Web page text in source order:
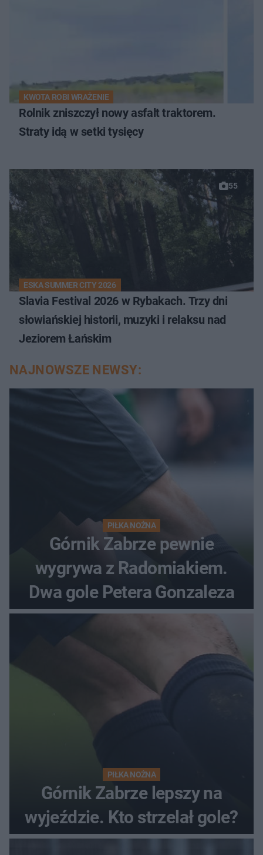
KWOTA ROBI WRAŻENIE
Rolnik zniszczył nowy asfalt traktorem.
Straty idą w setki tysięcy
55
ESKA SUMMER CITY 2026
Slavia Festival 2026 w Rybakach. Trzy dni
słowiańskiej historii, muzyki i relaksu nad
Jeziorem Łańskim
NAJNOWSZE NEWSY:
PIŁKA NOŻNA
Górnik Zabrze pewnie
wygrywa z Radomiakiem.
Dwa gole Petera Gonzaleza
PIŁKA NOŻNA
Górnik Zabrze lepszy na
wyjeździe. Kto strzelał gole?